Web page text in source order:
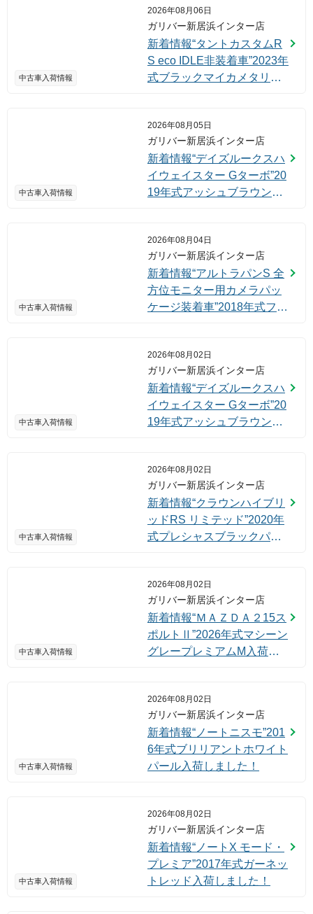
中古車入荷情報
2026年08月06日
ガリバー新居浜インター店
新着情報“タントカスタムR
S eco IDLE非装着車”2023年
式ブラックマイカメタリッ
中古車入荷情報
2026年08月05日
ガリバー新居浜インター店
新着情報“デイズルークスハ
イウェイスター Gターボ”20
19年式アッシュブラウンM
中古車入荷情報
2026年08月04日
ガリバー新居浜インター店
新着情報“アルトラパンS 全
方位モニター用カメラパッ
ケージ装着車”2018年式フォ
ました！
中古車入荷情報
2026年08月02日
ガリバー新居浜インター店
新着情報“デイズルークスハ
イウェイスター Gターボ”20
19年式アッシュブラウンM
中古車入荷情報
2026年08月02日
ガリバー新居浜インター店
新着情報“クラウンハイブリ
ッドRS リミテッド”2020年
式プレシャスブラックパー
中古車入荷情報
2026年08月02日
ガリバー新居浜インター店
新着情報“ＭＡＺＤＡ２15ス
ポルトⅡ”2026年式マシーン
グレープレミアムM入荷し
中古車入荷情報
2026年08月02日
ガリバー新居浜インター店
新着情報“ノートニスモ”201
6年式ブリリアントホワイト
パール入荷しました！
中古車入荷情報
2026年08月02日
ガリバー新居浜インター店
新着情報“ノートX モード・
プレミア”2017年式ガーネッ
トレッド入荷しました！